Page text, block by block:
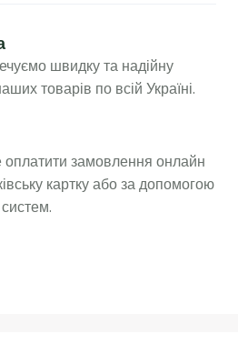
швидку та надійну
товарів по всій Україні.
замовлення онлайн
картку або за допомогою